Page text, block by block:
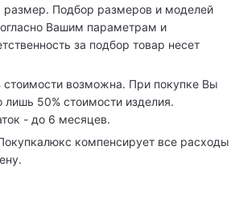
Подбор размеров и моделей
Вашим параметрам и
за подбор товар несет
стоимости возможна. При покупке Вы
лишь 50% стоимости изделия.
- до 6 месяцев.
компенсирует все расходы